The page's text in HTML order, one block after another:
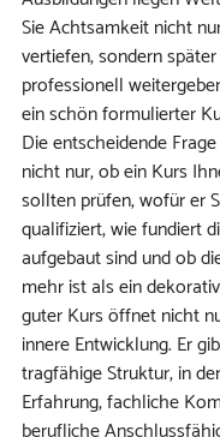
Sie Achtsamkeit nicht
vertiefen, sondern
professionell
ein schön formulierter
Die entscheidende
nicht nur, ob ein Kurs
sollten prüfen, wofür er
qualifiziert, wie fundiert
aufgebaut sind und ob
mehr ist als ein
guter Kurs öffnet nicht
innere Entwicklung. Er
tragfähige Struktur, in
Erfahrung, fachliche